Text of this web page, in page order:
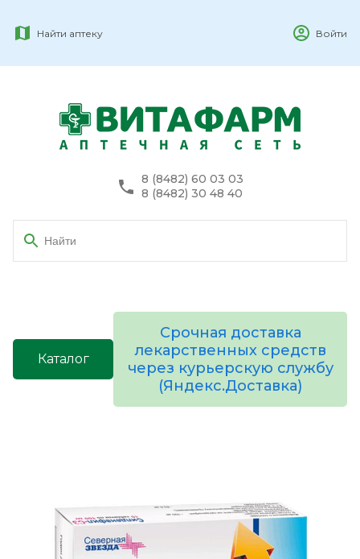
Найти аптеку Войти
8 (8482) 60 03 03
8 (8482) 30 48 40
Каталог
Срочная доставка
лекарственных средств
через курьерскую службу
(Яндекс.Доставка)